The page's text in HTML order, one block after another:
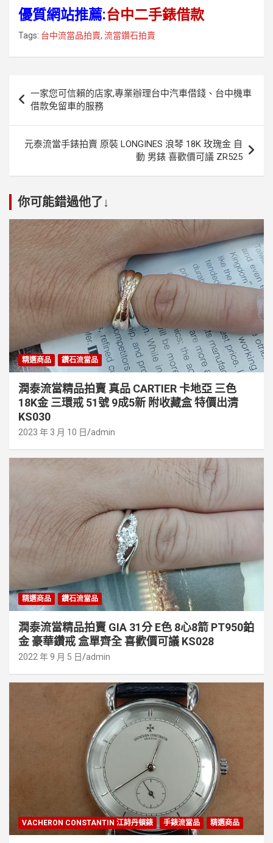
優質網站推薦:台中二手錶借款
Tags: 台中流當品拍賣, 流當鑽石拍賣
章
導
一家您可信賴的店家,專業辦理台中汽車借錢、台中機車
借款免留車的服務
元泰流當手錶拍賣 原裝 LONGINES 浪琴 18K 玫瑰金 自
動 男錶 喜歡價可議 ZR525
你可能錯過他了↓
精選商品 鑽石流當品
潤泰流當精品拍賣 真品 CARTIER 卡地亞 三色
18K金 三環戒 51號 9成5新 附收藏盒 特價出清
KS030
2023 年 3 月 10 日 admin
精選商品 鑽石流當品
潤泰流當精品拍賣 GIA 31分 E色 8心8箭 PT950鉑
金 豪華鑽戒 盒單齊全 喜歡價可議 KS028
2022 年 9 月 5 日 admin
VACHERON CONSTANTIN 江詩丹頓錶 手錶流當品 精選商品